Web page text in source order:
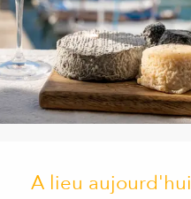
A lieu aujourd'hui